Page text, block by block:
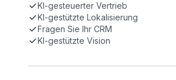
KI-gesteuerter Vertrieb
KI-gestützte Lokalisierung
Fragen Sie Ihr CRM
KI-gestützte Vision